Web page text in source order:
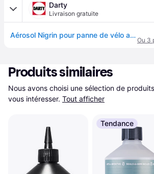
Darty
Livraison gratuite
Aérosol Nigrin pour panne de vélo anti-crevaison
Ou 3
Produits similaires
Nous avons choisi une sélection de
vous intéresser. Tout afficher
Tendance